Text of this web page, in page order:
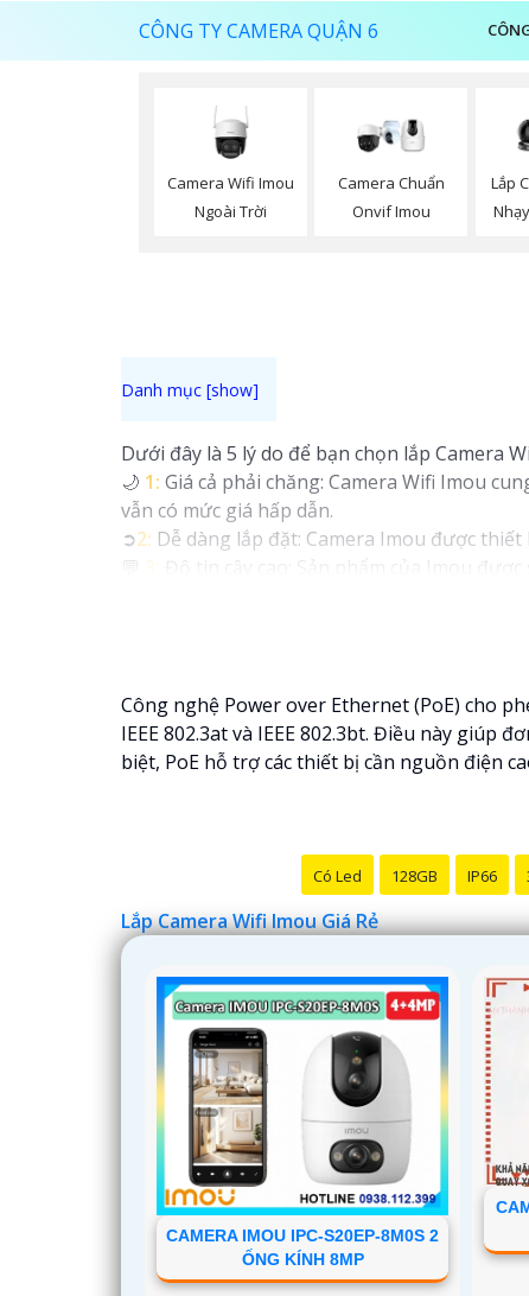
CÔNG TY CAMERA QUẬN 6
Camera Wifi Imou
Ngoài Trời
Camera Chuẩn
Onvif Imou
Lắp
Dưới đây là 5 lý do để bạn chọn lắp Camera
🌙 1: Giá cả phải chăng: Camera Wifi Imou
vẫn có mức giá hấp dẫn.
➲2: Dễ dàng lắp đặt: Camera Imou được
💬
Độ tin cậy cao: Sản phẩm của Imou
Tích hợp công nghệ mới: Camera Wifi
khi cần thiết.
Hy vọng những thông tin trên giúp bạn tìm
Công nghệ Power over Ethernet (PoE) cho
IEEE 802.3at và IEEE 802.3bt. Điều này giúp
biệt, PoE hỗ trợ các thiết bị cần nguồn điện
Có Led 128GB IP66
Lắp Camera Wifi Imou Giá Rẻ
CAMERA IMOU IPC-S20EP-8M0S 2
ỐNG KÍNH 8MP